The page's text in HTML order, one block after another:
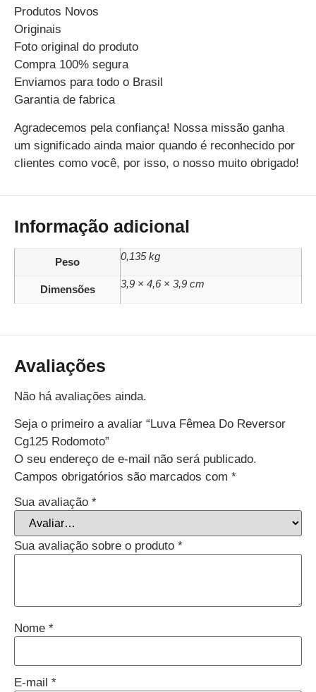
Produtos Novos
Originais
Foto original do produto
Compra 100% segura
Enviamos para todo o Brasil
Garantia de fabrica
Agradecemos pela confiança! Nossa missão ganha
um significado ainda maior quando é reconhecido por
clientes como você, por isso, o nosso muito obrigado!
Informação adicional
Peso 0,135 kg
Dimensões 3,9 × 4,6 × 3,9 cm
Avaliações
Não há avaliações ainda.
Seja o primeiro a avaliar “Luva Fêmea Do Reversor
Cg125 Rodomoto”
O seu endereço de e-mail não será publicado.
Campos obrigatórios são marcados com *
Sua avaliação *
Sua avaliação sobre o produto *
Nome *
E-mail *